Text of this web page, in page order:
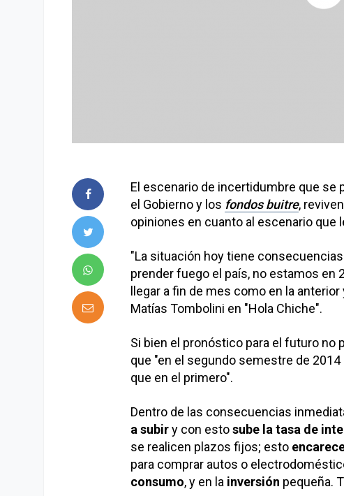
El escenario de incertidumbre que se
el Gobierno y los fondos buitre,
opiniones en cuanto al escenario que
"La situación hoy tiene
prender fuego el país, no estamos
llegar a fin de mes como en la
Matías Tombolini en "Hola Chiche".
Si bien el pronóstico para el futuro
que "en el segundo semestre de
que en el primero".
Dentro de las consecuencias
a subiry con estosube la tasa de
se realicen plazos fijos; esto
para comprar autos o
consumo, y en la inversión pequeña.